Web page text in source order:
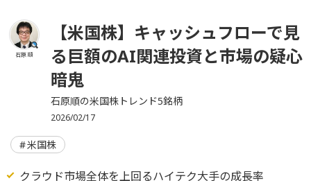
石原 順
【米国株】キャッシュフローで見
る巨額のAI関連投資と市場の疑心
暗鬼
石原順の米国株トレンド5銘柄
2026/02/17
米国株
クラウド市場全体を上回るハイテク大手の成長率